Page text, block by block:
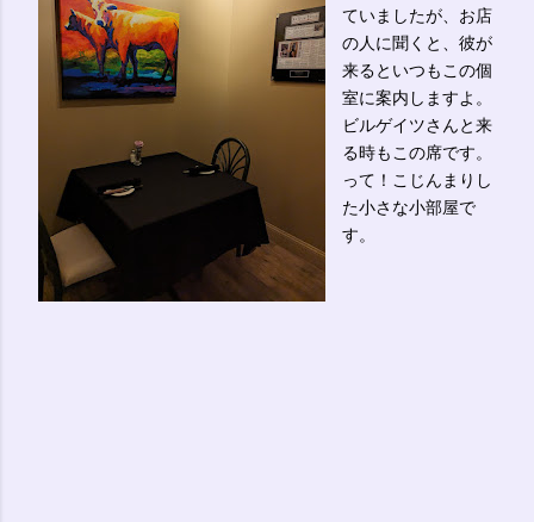
ていましたが、お店
の人に聞くと、彼が
来るといつもこの個
室に案内しますよ。
ビルゲイツさんと来
る時もこの席です。
って！こじんまりし
た小さな小部屋で
す。